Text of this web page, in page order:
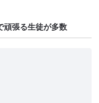
頑張る生徒が多数